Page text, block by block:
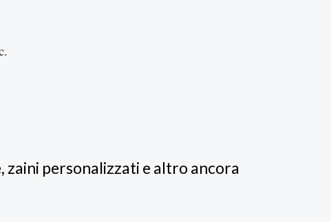
zaini personalizzati e altro ancora